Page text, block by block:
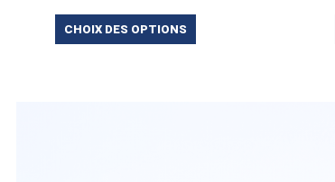
CHOIX DES OPTIONS